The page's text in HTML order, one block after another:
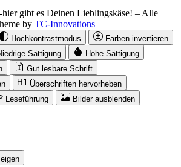
gibt es Deinen Lieblingskäse! – Alle
by TC-Innovations
Hochkontrastmodus
Farben invertieren
Sättigung
Hohe Sättigung
Gut lesbare Schrift
Überschriften hervorheben
Leseführung
Bilder ausblenden